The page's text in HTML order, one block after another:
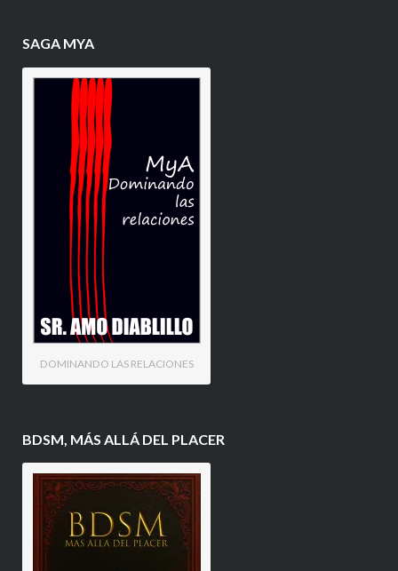
SAGA MYA
DOMINANDO LAS RELACIONES
BDSM, MÁS ALLÁ DEL PLACER